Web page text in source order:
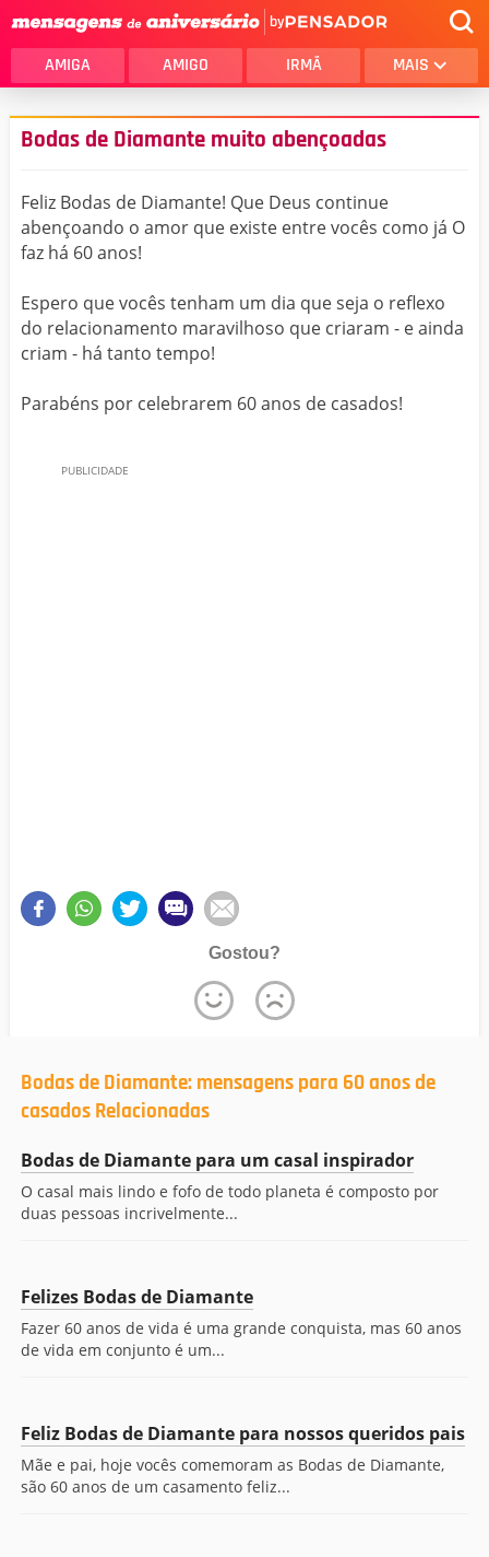
by
AMIGA AMIGO IRMÃ MAIS
Bodas de Diamante muito abençoadas
Feliz Bodas de Diamante! Que Deus continue
abençoando o amor que existe entre vocês como já O
faz há 60 anos!
Espero que vocês tenham um dia que seja o reflexo
do relacionamento maravilhoso que criaram - e ainda
criam - há tanto tempo!
Parabéns por celebrarem 60 anos de casados!
Gostou?
Bodas de Diamante: mensagens para 60 anos de
casados Relacionadas
Bodas de Diamante para um casal inspirador
O casal mais lindo e fofo de todo planeta é composto por
duas pessoas incrivelmente...
Felizes Bodas de Diamante
Fazer 60 anos de vida é uma grande conquista, mas 60 anos
de vida em conjunto é um...
Feliz Bodas de Diamante para nossos queridos pais
Mãe e pai, hoje vocês comemoram as Bodas de Diamante,
são 60 anos de um casamento feliz...